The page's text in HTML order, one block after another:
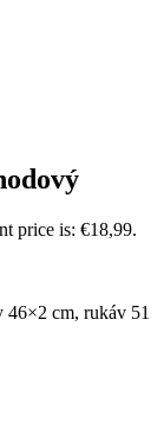
price is: €18,99.
46×2 cm, rukáv 51